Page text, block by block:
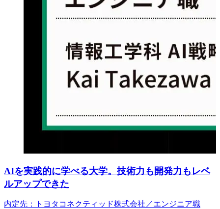
AIを実践的に学べる大学。技術力も開発力もレベ
ルアップできた
内定先：トヨタコネクティッド株式会社／エンジニア職